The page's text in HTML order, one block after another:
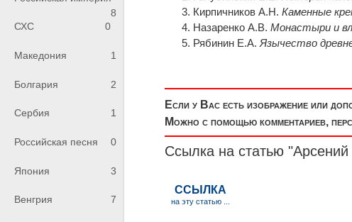
8
СХС
0
Македония 1
Болгария 2
Сербия 1
Российская песня 0
Япония 3
Венгрия 7
Кирпичников А.Н.Каменные
Назаренко А.В.Монастыри и
Рябинин Е.А.Язычество
Если у Вас есть изображение или
Можно с помощью комментариев,
Ссылка на статью